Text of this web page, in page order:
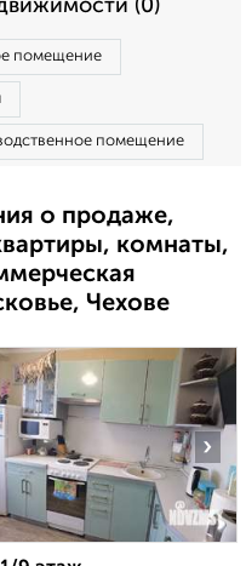
(0)
помещение
помещение
о продаже,
комнаты,
Чехове
›